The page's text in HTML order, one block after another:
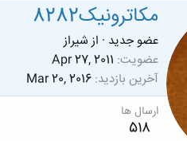
مکاترونیک8282
عضو جدید · از شیراز
عضویت Apr 27, 2011
آخرین بازدید Mar 20, 2016
ارسال ها
518